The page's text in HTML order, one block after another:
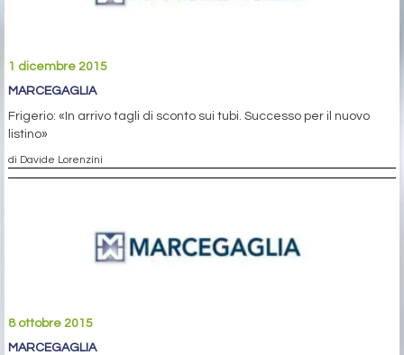
1 dicembre 2015
MARCEGAGLIA
Frigerio: «In arrivo tagli di sconto sui tubi. Successo per il nuovo
listino»
di Davide Lorenzini
8 ottobre 2015
MARCEGAGLIA